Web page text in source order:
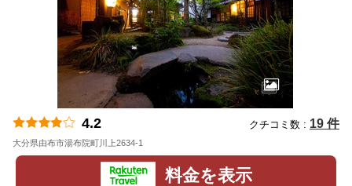
4.2 クチコミ数 : 19 件
大分県由布市湯布院町川上2634-1
料金を表示